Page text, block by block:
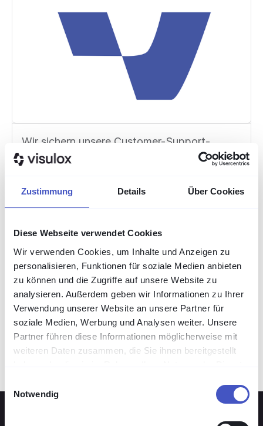
Zustimmung Details Über Cookies
Diese Webseite verwendet Cookies
Wir verwenden Cookies, um Inhalte und Anzeigen zu
personalisieren, Funktionen für soziale Medien anbieten
zu können und die Zugriffe auf unsere Website zu
analysieren. Außerdem geben wir Informationen zu Ihrer
Verwendung unserer Website an unsere Partner für
soziale Medien, Werbung und Analysen weiter. Unsere
Partner führen diese Informationen möglicherweise mit
weiteren Daten zusammen, die Sie ihnen bereitgestellt
Notwendig
Wir sichern unsere Customer-Support-
Umgebung vollständig über VISULOX ab:
über das Gateway – mit Tastatur- und
Videoaufzeichnung, die höchste Sicherheits-
Support ist schnell und persönlich.
Duncan K.
Security Analyst